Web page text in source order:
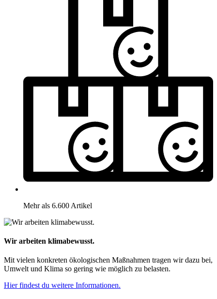
Mehr als 6.600 Artikel
Wir arbeiten klimabewusst.
Mit vielen konkreten ökologischen Maßnahmen tragen wir dazu bei,
Umwelt und Klima so gering wie möglich zu belasten.
Hier findest du weitere Informationen.